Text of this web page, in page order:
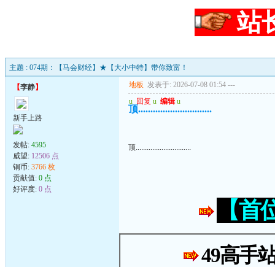
站
主题 : 074期：【马会财经】★【大小中特】带你致富！
【李静】
新手上路
发帖: 4595
威望: 12506 点
铜币: 3766 枚
贡献值: 0 点
好评度: 0 点
地板 发表于: 2026-07-08 01:54 ---
u 回复 u 编辑 u
顶..............................
顶..............................
【
49高手